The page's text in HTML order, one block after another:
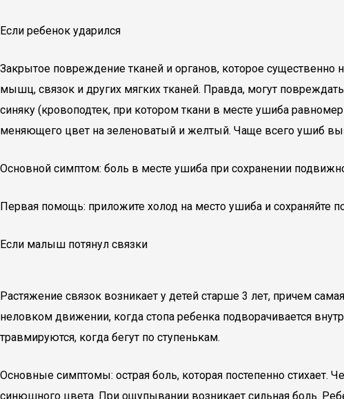
Если ребенок ударился
Закрытое повреждение тканей и органов, которое
мышц, связок и других мягких тканей. Правда, могут
синяку (кровоподтек, при котором ткани в месте ушиба
меняющего цвет на зеленоватый и желтый. Чаще всего ушиб
Основной симптом: боль в месте ушиба при сохранении
Первая помощь: приложите холод на место ушиба и сохраняйте
Если малыш потянул связки
Растяжение связок возникает у детей старше 3 лет, причем
неловком движении, когда стопа ребенка подворачивается
травмируются, когда бегут по ступенькам.
Основные симптомы: острая боль, которая постепенно стихает.
синюшного цвета. При ощупывании возникает сильная боль.